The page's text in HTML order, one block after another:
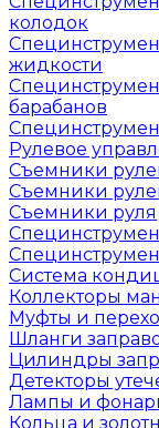
колодок
жидкости
барабанов
Рулевое
Съемники
Съемники
Съемники руля
Система
Коллекторы
Муфты и
Шланги
Цилиндры
Детекторы
Лампы и
Кольца и